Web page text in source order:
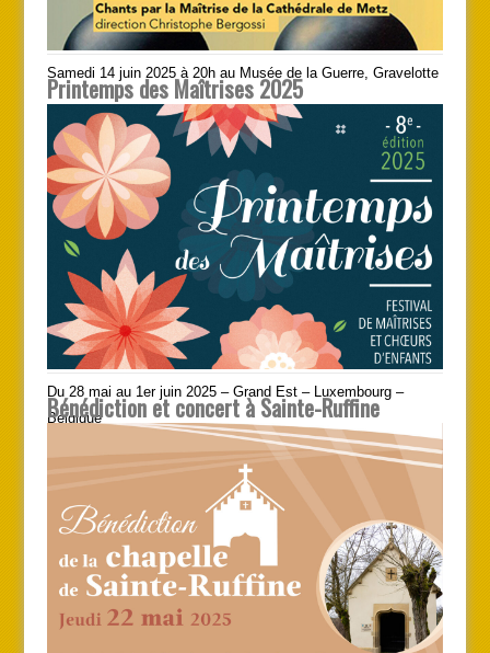
Samedi 14 juin 2025 à 20h au Musée de la Guerre, Gravelotte
Printemps des Maîtrises 2025
Du 28 mai au 1er juin 2025 – Grand Est – Luxembourg –
Belgique
Bénédiction et concert à Sainte-Ruffine